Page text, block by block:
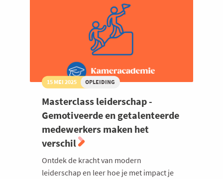
15 MEI 2025 OPLEIDING
Masterclass leiderschap -
Gemotiveerde en getalenteerde
medewerkers maken het
verschil
Ontdek de kracht van modern
leiderschap en leer hoe je met impact je